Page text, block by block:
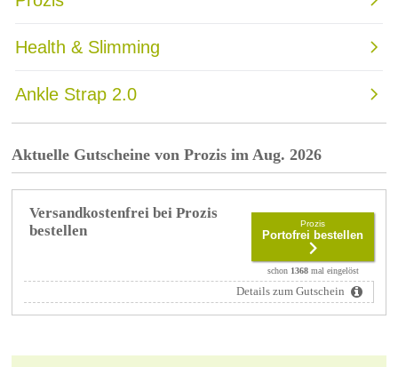
Aktuelle Gutscheine von Prozis im Aug. 2026
Versandkostenfrei bei Prozis
bestellen
Prozis
Portofrei bestellen
schon 1368mal eingelöst
Details zum Gutschein